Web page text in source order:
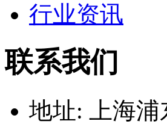
行业资讯
联系我们
地址: 上海浦